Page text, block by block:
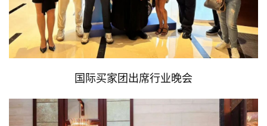
国际买家团出席行业晚会